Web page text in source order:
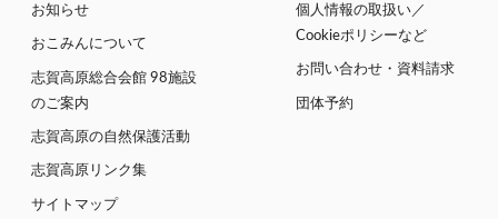
お知らせ
おこみんについて
志賀高原総合会館 98施設
のご案内
志賀高原の自然保護活動
志賀高原リンク集
サイトマップ
個人情報の取扱い／
Cookieポリシーなど
お問い合わせ・資料請求
団体予約